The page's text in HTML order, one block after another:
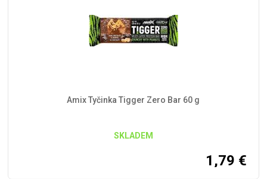
Amix Tyčinka Tigger Zero Bar 60 g
SKLADEM
1,79 €